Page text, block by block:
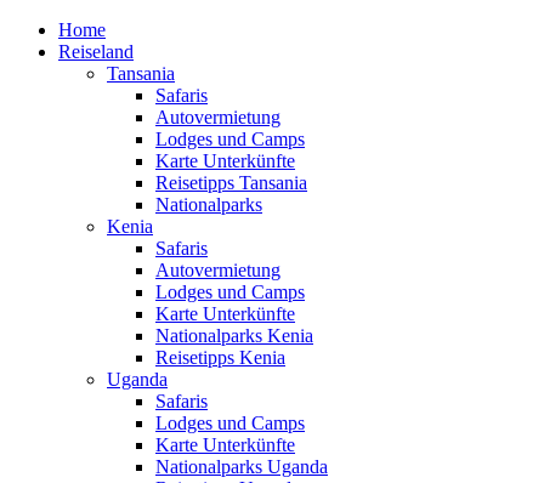
Home
Reiseland
Tansania
Safaris
Autovermietung
Lodges und Camps
Karte Unterkünfte
Reisetipps Tansania
Nationalparks
Kenia
Safaris
Autovermietung
Lodges und Camps
Karte Unterkünfte
Nationalparks Kenia
Reisetipps Kenia
Uganda
Safaris
Lodges und Camps
Karte Unterkünfte
Nationalparks Uganda